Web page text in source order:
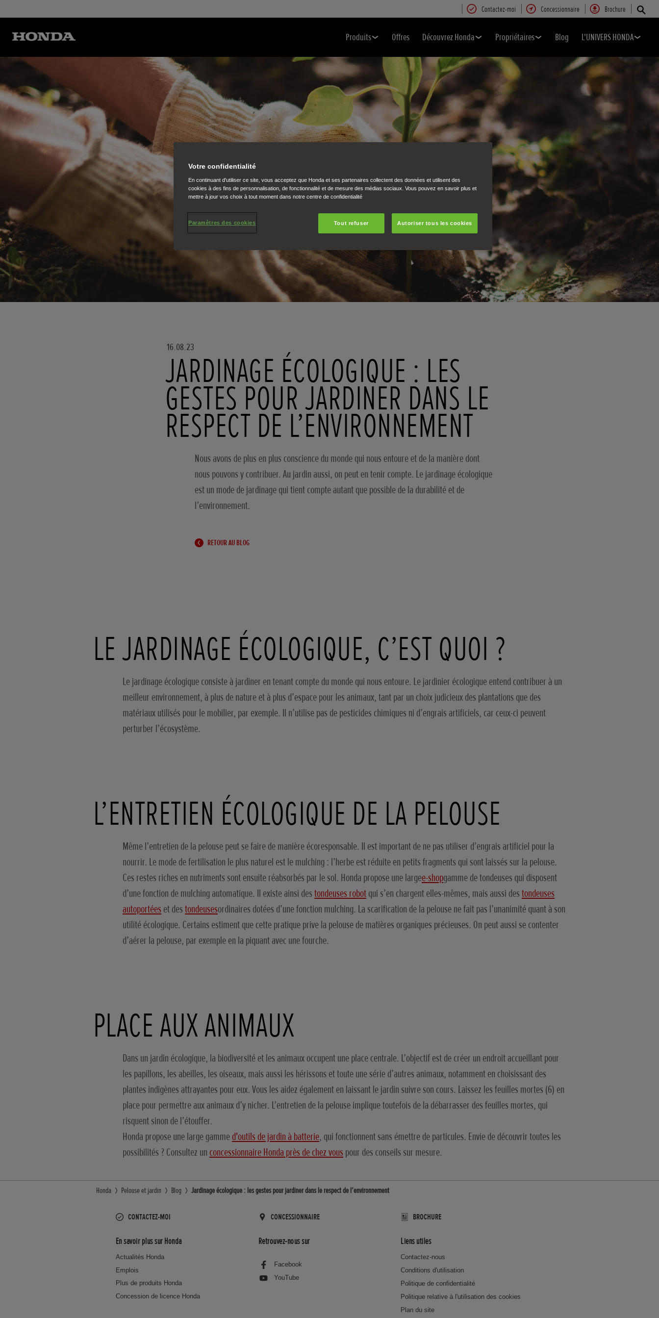
Contactez-moi Concessionnaire Brochure
Produits Offres Découvrez Honda Propriétaires Blog L'UNIVERS HONDA
16.08.23
JARDINAGE ÉCOLOGIQUE : LES
GESTES POUR JARDINER DANS LE
RESPECT DE L’ENVIRONNEMENT
Nous avons de plus en plus conscience du monde qui nous entoure et de la manière dont
nous pouvons y contribuer. Au jardin aussi, on peut en tenir compte. Le jardinage écologique
est un mode de jardinage qui tient compte autant que possible de la durabilité et de
l’environnement.
RETOUR AU BLOG
LE JARDINAGE ÉCOLOGIQUE, C’EST QUOI ?
Le jardinage écologique consiste à jardiner en tenant compte du monde qui nous entoure. Le jardinier écologique entend contribuer à un
meilleur environnement, à plus de nature et à plus d’espace pour les animaux, tant par un choix judicieux des plantations que des
matériaux utilisés pour le mobilier, par exemple. Il n’utilise pas de pesticides chimiques ni d’engrais artificiels, car ceux-ci peuvent
perturber l’écosystème.
L’ENTRETIEN ÉCOLOGIQUE DE LA PELOUSE
Même l’entretien de la pelouse peut se faire de manière écoresponsable. Il est important de ne pas utiliser d’engrais artificiel pour la
nourrir. Le mode de fertilisation le plus naturel est le mulching : l’herbe est réduite en petits fragments qui sont laissés sur la pelouse.
Ces restes riches en nutriments sont ensuite réabsorbés par le sol. Honda propose une largee-shopgamme de tondeuses qui disposent
d’une fonction de mulching automatique. Il existe ainsi destondeuses robotqui s’en chargent elles-mêmes, mais aussi destondeuses
autoportées et destondeusesordinaires dotées d’une fonction mulching. La scarification de la pelouse ne fait pas l’unanimité quant à son
utilité écologique. Certains estiment que cette pratique prive la pelouse de matières organiques précieuses. On peut aussi se contenter
d’aérer la pelouse, par exemple en la piquant avec une fourche.
PLACE AUX ANIMAUX
Dans un jardin écologique, la biodiversité et les animaux occupent une place centrale. L’objectif est de créer un endroit accueillant pour
les papillons, les abeilles, les oiseaux, mais aussi les hérissons et toute une série d’autres animaux, notamment en choisissant des
plantes indigènes attrayantes pour eux. Vous les aidez également en laissant le jardin suivre son cours. Laissez les feuilles mortes (6) en
place pour permettre aux animaux d’y nicher. L’entretien de la pelouse implique toutefois de la débarrasser des feuilles mortes, qui
risquent sinon de l’étouffer.
Honda propose une large gammed'outils de jardin à batterie, qui fonctionnent sans émettre de particules. Envie de découvrir toutes les
possibilités ? Consultez un concessionnaire Honda près de chez vous pour des conseils sur mesure.
Honda Pelouse et jardin Blog Jardinage écologique : les gestes pour jardiner dans le respect de l’environnement
CONTACTEZ-MOI CONCESSIONNAIRE BROCHURE
En savoir plus sur Honda
Actualités Honda
Emplois
Plus de produits Honda
Concession de licence Honda
Retrouvez-nous sur
Facebook
YouTube
Liens utiles
Contactez-nous
Conditions d'utilisation
Politique de confidentialité
Politique relative à l'utilisation des cookies
Plan du site
Votre confidentialité
En continuant d'utiliser ce site, vous acceptez que Honda et ses partenaires collectent des données et utilisent des
cookies à des fins de personnalisation, de fonctionnalité et de mesure des médias sociaux. Vous pouvez en savoir plus et
mettre à jour vos choix à tout moment dans notre centre de confidentialité
Tout refuser Autoriser tous les cookies
Paramètres des cookies